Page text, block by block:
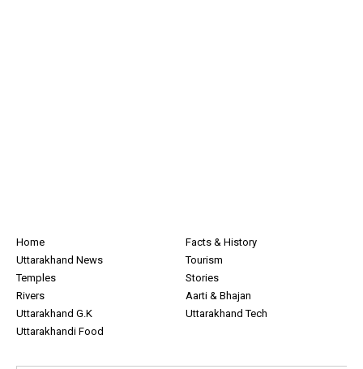
Home
Facts & History
Uttarakhand News
Tourism
Temples
Stories
Rivers
Aarti & Bhajan
Uttarakhand G.K
Uttarakhand Tech
Uttarakhandi Food